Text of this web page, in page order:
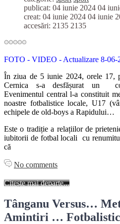
publicat: 04 iunie 2024 04
creat: 04 iunie 2024 04 iunie
accesări: 2135 2135
FOTO - VIDEO - Actualizare 8-06-
În ziua de 5 iunie 2024, orele 17,
Cernica s-a desfășurat un
Evenimentul central l-a constituit
noastre fotbalistice locale, U17
echipele de old-boys a Rapidului…
Este o tradiție a relațiilor de
iubitorii de fotbal locali cu
că
No comments
Citește mai departe...
Tânganu Versus…
Amintiri …